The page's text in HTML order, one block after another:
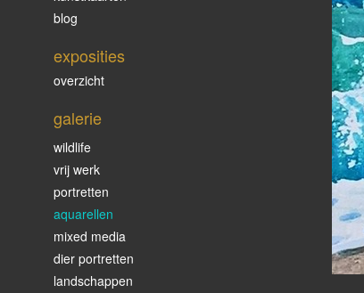
blog
exposities
overzicht
galerie
wildlife
vrij werk
portretten
aquarellen
mixed media
dier portretten
landschappen